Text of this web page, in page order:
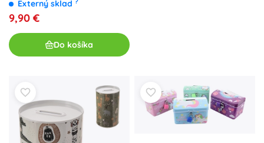
Externý sklad
9,90 €
Do košíka